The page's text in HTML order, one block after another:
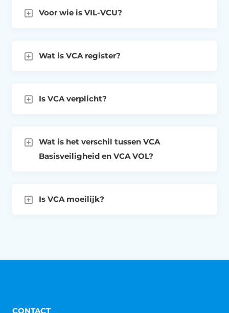
Voor wie is VIL-VCU?
Wat is VCA register?
Is VCA verplicht?
Wat is het verschil tussen VCA
Basisveiligheid en VCA VOL?
Is VCA moeilijk?
CONTACT